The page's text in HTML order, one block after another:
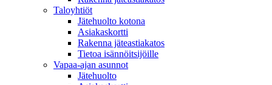
Taloyhtiöt
Jätehuolto kotona
Asiakaskortti
Rakenna jäteastiakatos
Tietoa isännöitsijöille
Vapaa-ajan asunnot
Jätehuolto